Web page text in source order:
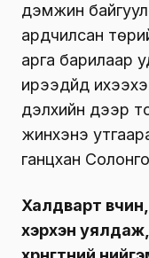
дэмжин
ардчилсан
арга барилаар
ирээдүйд
дэлхийн дээр
жинхэнэ
ганцхан
Халдварт
хэрхэн уялдаж,